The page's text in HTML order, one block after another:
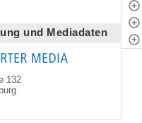
und Mediadaten
132